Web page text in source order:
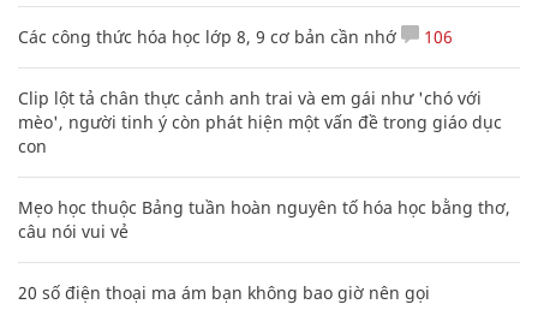
Các công thức hóa học lớp 8, 9 cơ bản cần nhớ 106
Clip lột tả chân thực cảnh anh trai và em gái như 'chó với
mèo', người tinh ý còn phát hiện một vấn đề trong giáo dục
con
Mẹo học thuộc Bảng tuần hoàn nguyên tố hóa học bằng thơ,
câu nói vui vẻ
20 số điện thoại ma ám bạn không bao giờ nên gọi